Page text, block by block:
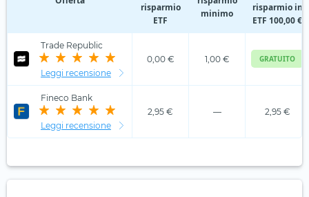
risparmio
ETF
minimo
risparmio in
ETF 100,00 €
Trade Republic
Leggi recensione
0,00 € 1,00 € GRATUITO
Fineco Bank
Leggi recensione
2,95 € — 2,95 €